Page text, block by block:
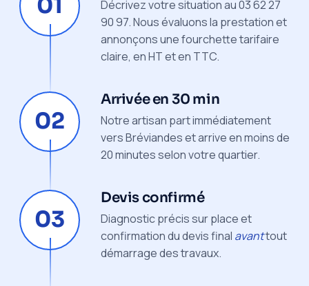
01
Décrivez votre situation au 03 62 27
90 97. Nous évaluons la prestation et
annonçons une fourchette tarifaire
claire, en HT et en TTC.
02
Arrivée en 30 min
Notre artisan part immédiatement
vers Bréviandes et arrive en moins de
20 minutes selon votre quartier.
03
Devis confirmé
Diagnostic précis sur place et
confirmation du devis final avanttout
démarrage des travaux.